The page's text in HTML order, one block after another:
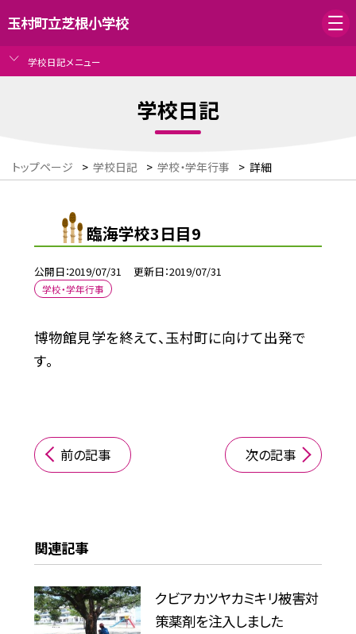
玉村町立芝根小学校
学校日記メニュー
学校日記
トップページ > 学校日記 > 学校・学年行事 > 詳細
臨海学校3日目9
公開日 2019/07/31 更新日 2019/07/31
学校・学年行事
博物館見学を終えて、玉村町に向けて出発で
す。
前の記事 次の記事
関連記事
クビアカツヤカミキリ被害対
策薬剤を注入しました